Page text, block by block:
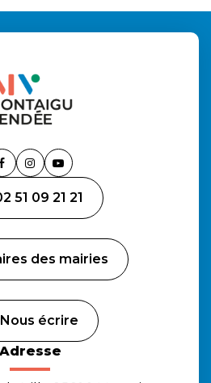
Lien
le
compte
Lien
le
compte
Lien
la
chaîne
51 09 21 21
des mairies
Nous écrire
Adresse